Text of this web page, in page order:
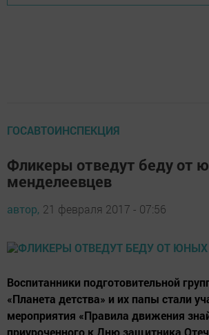
ГОСАВТОИНСПЕКЦИЯ
Фликеры отведут беду от
менделеевцев
автор, 21 февраля 2017 - 07:56
Воспитанники подготовительной
«Планета детства» и их папы стали
мероприятия «Правила движения